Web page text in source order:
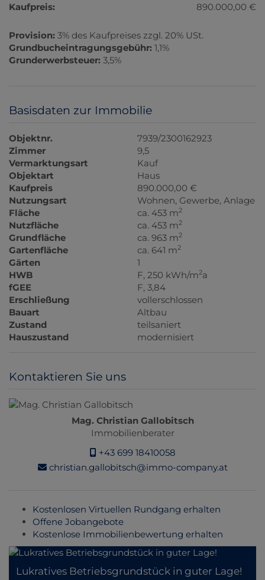
Kaufpreis: 890.000,00 €
Provision: 3% des Kaufpreises zzgl. 20% USt.
Grundbucheintragungsgebühr: 1,1%
Grunderwerbsteuer: 3,5%
Basisdaten zur Immobilie
Objektnr.
7939/2300162923
Zimmer
9,5
Vermarktungsart
Kauf
Objektart
Haus
Kaufpreis
890.000,00 €
Nutzungsart
Wohnen Gewerbe Anlage
Fläche
ca. 453 m2
Nutzfläche ca. 453 m2
Grundfläche ca. 963 m2
Gartenfläche ca. 641 m2
Gärten
1
HWB
F, 250 kWh/m2a
fGEE
F, 3,84
Erschließung
vollerschlossen
Bauart
Altbau
Zustand
teilsaniert
Hauszustand
modernisiert
Kontaktieren Sie uns
Mag. Christian Gallobitsch
Immobilienberater
+43 699 18410058
christian.gallobitsch@immo-company.at
Kostenlosen Virtuellen Rundgang erhalten
Offene Jobangebote
Kostenlose Immobilienbewertung erhalten
Lukratives Betriebsgrundstück in guter Lage!